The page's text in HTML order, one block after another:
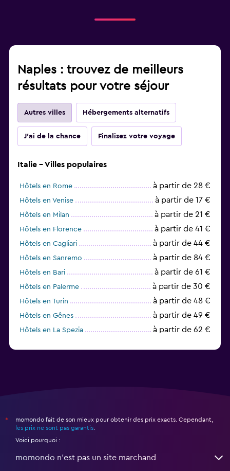
Naples : trouvez de meilleurs
résultats pour votre séjour
Autres villes Hébergements alternatifs
J'ai de la chance Finalisez votre voyage
Italie - Villes populaires
Hôtels en Rome à partir de 28 €
Hôtels en Venise à partir de 17 €
Hôtels en Milan à partir de 21 €
Hôtels en Florence à partir de 41 €
Hôtels en Cagliari à partir de 44 €
Hôtels en Sanremo à partir de 84 €
Hôtels en Bari à partir de 61 €
Hôtels en Palerme à partir de 30 €
Hôtels en Turin à partir de 48 €
Hôtels en Gênes à partir de 49 €
Hôtels en La Spezia à partir de 62 €
*
momondo fait de son mieux pour obtenir des prix exacts. Cependant,
les prix ne sont pas garantis
Voici pourquoi :
momondo n'est pas un site marchand